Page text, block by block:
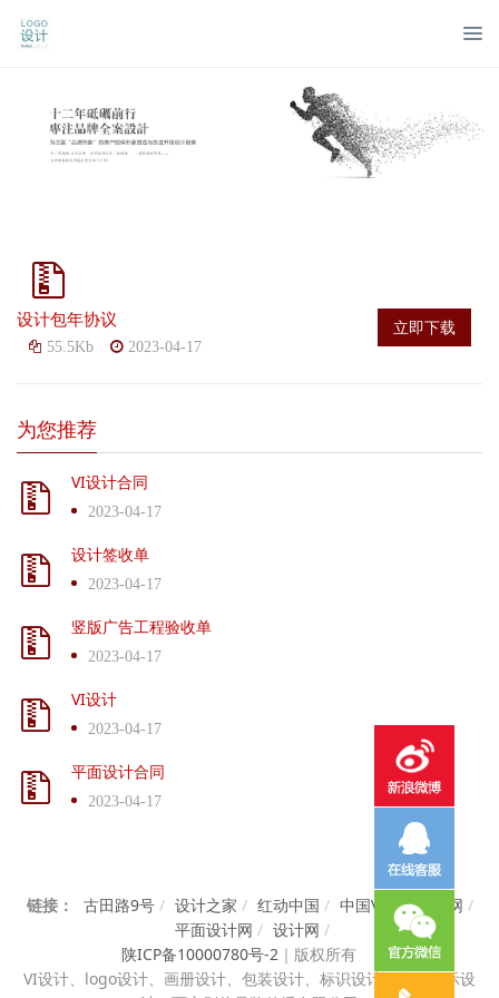
立即下载
设计包年协议
55.5Kb 2023-04-17
为您推荐
VI设计合同
2023-04-17
设计签收单
2023-04-17
竖版广告工程验收单
2023-04-17
VI设计
2023-04-17
平面设计合同
2023-04-17
链接： 古田路9号 / 设计之家 / 红动中国 / 中国VI设计知识网 /
平面设计网 / 设计网 /
陕ICP备10000780号-2 ｜ 版权所有
VI设计、 logo设计、画册设计、包装设计、标识设计、展览展示设